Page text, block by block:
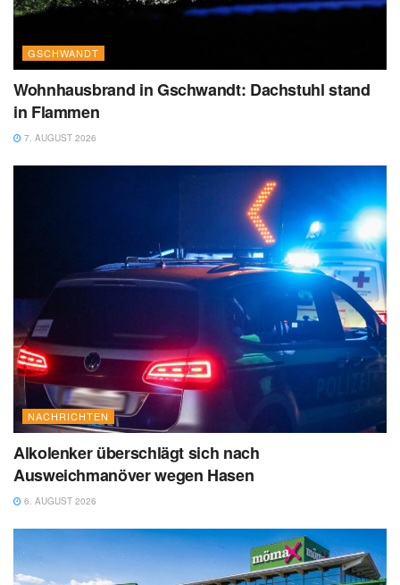
GSCHWANDT
Wohnhausbrand in Gschwandt: Dachstuhl stand
in Flammen
7. AUGUST 2026
NACHRICHTEN
Alkolenker überschlägt sich nach
Ausweichmanöver wegen Hasen
6. AUGUST 2026